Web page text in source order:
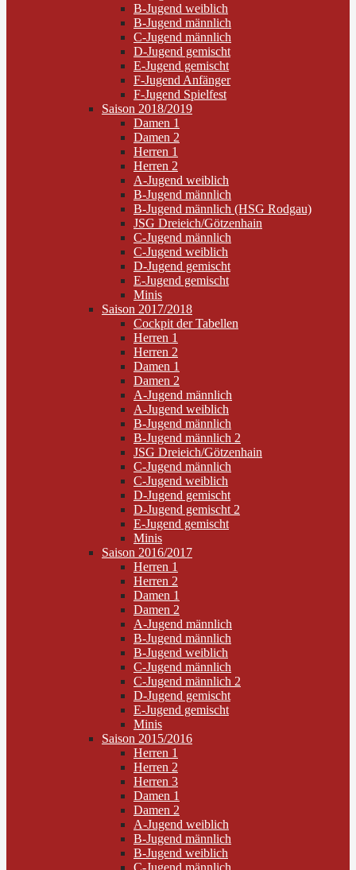
B-Jugend weiblich
B-Jugend männlich
C-Jugend männlich
D-Jugend gemischt
E-Jugend gemischt
F-Jugend Anfänger
F-Jugend Spielfest
Saison 2018/2019
Damen 1
Damen 2
Herren 1
Herren 2
A-Jugend weiblich
B-Jugend männlich
B-Jugend männlich (HSG Rodgau)
JSG Dreieich/Götzenhain
C-Jugend männlich
C-Jugend weiblich
D-Jugend gemischt
E-Jugend gemischt
Minis
Saison 2017/2018
Cockpit der Tabellen
Herren 1
Herren 2
Damen 1
Damen 2
A-Jugend männlich
A-Jugend weiblich
B-Jugend männlich
B-Jugend männlich 2
JSG Dreieich/Götzenhain
C-Jugend männlich
C-Jugend weiblich
D-Jugend gemischt
D-Jugend gemischt 2
E-Jugend gemischt
Minis
Saison 2016/2017
Herren 1
Herren 2
Damen 1
Damen 2
A-Jugend männlich
B-Jugend männlich
B-Jugend weiblich
C-Jugend männlich
C-Jugend männlich 2
D-Jugend gemischt
E-Jugend gemischt
Minis
Saison 2015/2016
Herren 1
Herren 2
Herren 3
Damen 1
Damen 2
A-Jugend weiblich
B-Jugend männlich
B-Jugend weiblich
C-Jugend männlich